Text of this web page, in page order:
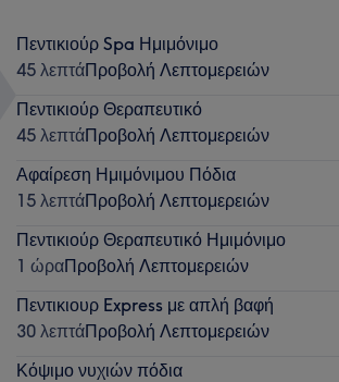
Πεντικιούρ Spa Ημιμόνιμο
45 λεπτάΠροβολή Λεπτομερειών
Πεντικιούρ Θεραπευτικό
45 λεπτάΠροβολή Λεπτομερειών
Αφαίρεση Ημιμόνιμου Πόδια
15 λεπτάΠροβολή Λεπτομερειών
Πεντικιούρ Θεραπευτικό Ημιμόνιμο
1 ώραΠροβολή Λεπτομερειών
Πεντικιουρ Express με απλή βαφή
30 λεπτάΠροβολή Λεπτομερειών
Κόψιμο νυχιών πόδια